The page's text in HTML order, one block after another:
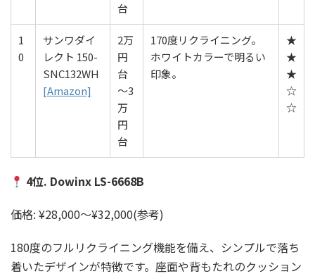
台
1
0
サンワダイ
レクト 150-
SNC132WH
[Amazon]
2万
円
台
〜3
万
円
台
170度リクライニング。
ホワイトカラーで明るい
印象。
★
★
★
☆
☆
4位. Dowinx LS-6668B
価格: ¥28,000〜¥32,000(参考)
180度のフルリクライニング機能を備え、シンプルで落ち
着いたデザインが特徴です。座面や背もたれのクッション